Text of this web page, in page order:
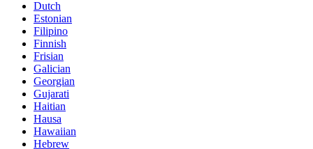
Dutch
Estonian
Filipino
Finnish
Frisian
Galician
Georgian
Gujarati
Haitian
Hausa
Hawaiian
Hebrew